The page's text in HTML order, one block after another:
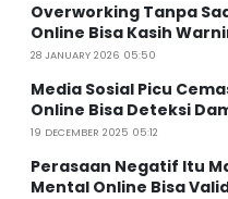
Overworking Tanpa
Online Bisa Kasih
28 JANUARY 2026 05:50
Media Sosial Picu
Online Bisa Deteksi
19 DECEMBER 2025 05:12
Perasaan Negatif Itu
Mental Online Bisa